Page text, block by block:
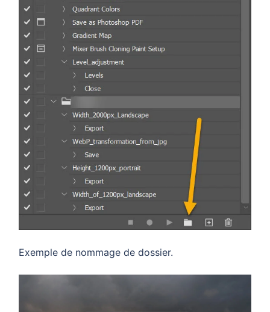
Exemple de nommage de dossier.